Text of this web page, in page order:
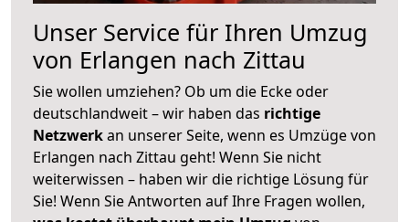
Unser Service für Ihren Umzug
von Erlangen nach Zittau
Sie wollen umziehen? Ob um die Ecke oder
deutschlandweit – wir haben das richtige
Netzwerkan unserer Seite, wenn es Umzüge von
Erlangen nach Zittau geht! Wenn Sie nicht
weiterwissen – haben wir die richtige Lösung für
Sie! Wenn Sie Antworten auf Ihre Fragen wollen,